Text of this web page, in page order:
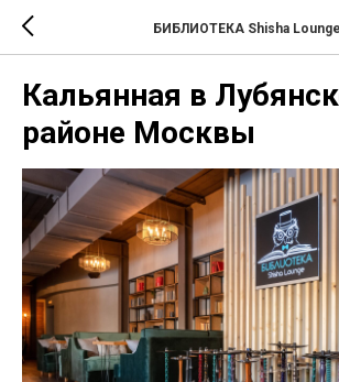
БИБЛИОТЕКА Shisha Lounge
Кальянная в
районе Москвы